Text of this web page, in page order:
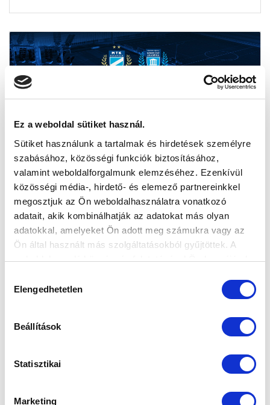
Ez a weboldal sütiket használ.
Sütiket használunk a tartalmak és hirdetések személyre
szabásához, közösségi funkciók biztosításához,
valamint weboldalforgalmunk elemzéséhez. Ezenkívül
közösségi média-, hirdető- és elemező partnereinkkel
megosztjuk az Ön weboldalhasználatra vonatkozó
adatait, akik kombinálhatják az adatokat más olyan
adatokkal, amelyeket Ön adott meg számukra vagy az
Ön által használt más szolgáltatásokból gyűjtöttek. A
weboldalon való böngészés folytatásával Ön hozzájárul a
kiválasztása
Elengedhetetlen
Beállítások
Statisztikai
Marketing
HÁROM U14-ES BAJNOKI, PÁLYÁN AZ U17
ÉS AZ U11 - HETI MENETREND
2026-04-07 11:16:45
Felnőtt, U19-es, U15-ös és U10-es csapatunk ezúttal
nem lép pályára.